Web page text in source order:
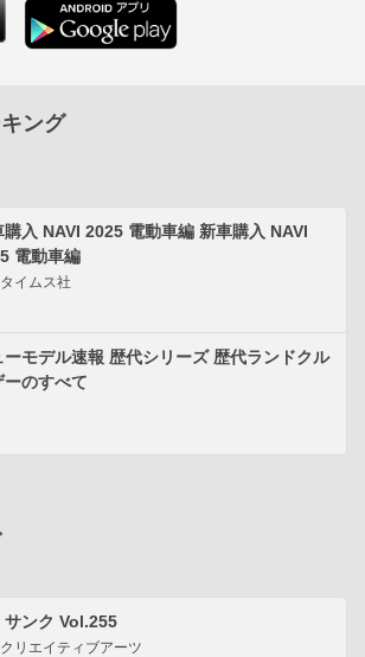
ング
購入 NAVI 2025 電動車編 新車購入 NAVI
電動車編
イムス社
ーモデル速報 歴代シリーズ 歴代ランドクル
ーのすべて
サンク Vol.255
リエイティブアーツ